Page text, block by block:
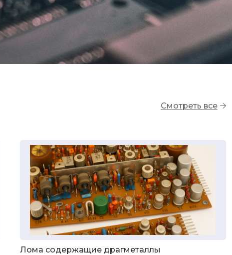
Смотреть все
Лома содержащие драгметаллы